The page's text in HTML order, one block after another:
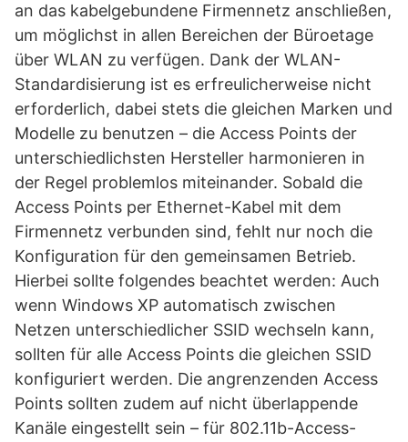
an das kabelgebundene Firmennetz anschließen,
um möglichst in allen Bereichen der Büroetage
über WLAN zu verfügen. Dank der WLAN-
Standardisierung ist es erfreulicherweise nicht
erforderlich, dabei stets die gleichen Marken und
Modelle zu benutzen – die Access Points der
unterschiedlichsten Hersteller harmonieren in
der Regel problemlos miteinander. Sobald die
Access Points per Ethernet-Kabel mit dem
Firmennetz verbunden sind, fehlt nur noch die
Konfiguration für den gemeinsamen Betrieb.
Hierbei sollte folgendes beachtet werden: Auch
wenn Windows XP automatisch zwischen
Netzen unterschiedlicher SSID wechseln kann,
sollten für alle Access Points die gleichen SSID
konfiguriert werden. Die angrenzenden Access
Points sollten zudem auf nicht überlappende
Kanäle eingestellt sein – für 802.11b-Access-